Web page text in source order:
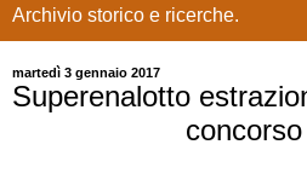
Archivio storico e ricerche.
martedì 3 gennaio 2017
Superenalotto